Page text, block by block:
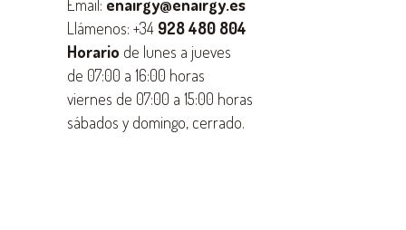
Email: enairgy@enairgy.es
Llámenos: +34 928 480 804
Horario de lunes a jueves
de 07:00 a 16:00 horas
viernes de 07:00 a 15:00 horas
sábados y domingo, cerrado.